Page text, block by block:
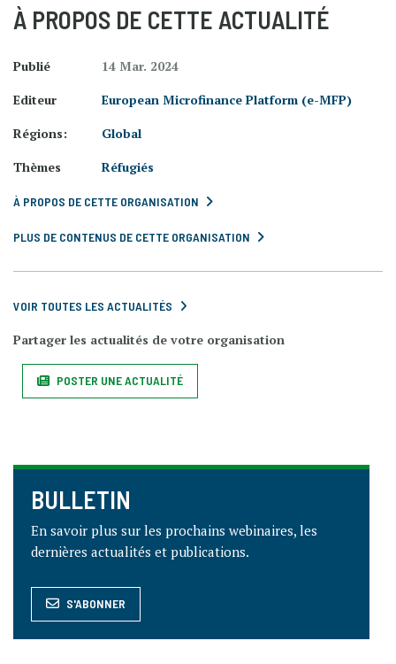
À PROPOS DE CETTE ACTUALITÉ
Publié
14 Mar. 2024
Editeur
European Microfinance Platform (e-MFP)
Régions:
Global
Thèmes
Réfugiés
À PROPOS DE CETTE ORGANISATION
PLUS DE CONTENUS DE CETTE ORGANISATION
VOIR TOUTES LES ACTUALITÉS
Partager les actualités de votre organisation
POSTER UNE ACTUALITÉ
BULLETIN
En savoir plus sur les prochains webinaires, les
dernières actualités et publications.
S'ABONNER